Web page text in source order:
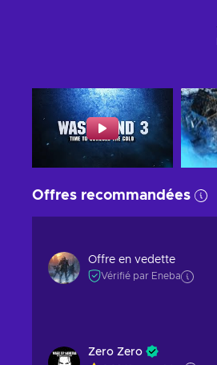
Offres recommandées
Offre en vedette
Vérifié par Eneba
Zero Zero